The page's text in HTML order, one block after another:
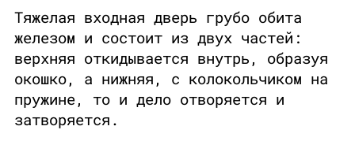
Тяжелая входная дверь грубо обита
железом и состоит из двух частей:
верхняя откидывается внутрь, образуя
окошко, а нижняя, с колокольчиком на
пружине, то и дело отворяется и
затворяется.